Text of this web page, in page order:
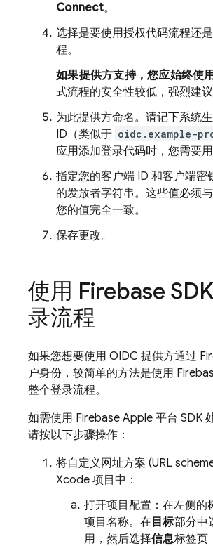
Connect。
选择是要使用授权代码流程还
程。
如果提供方支持，您应始终使
式流程的安全性较低，强烈建议
为此提供方命名。请记下系统
ID（类似于 oidc.example-
应用添加登录代码时，您需要用
指定您的客户端 ID 和客户端密
的发放者字符串。这些值必须
您的值完全一致。
保存更改。
使用 Firebase
录流程
如果您想要使用 OIDC 提供方通过
户身份，较简单的方法是使用
整个登录流程。
如需使用 Firebase Apple 平台 SDK
请按以下步骤操作：
将自定义网址方案 (URL
Xcode 项目中：
打开项目配置：在左侧的
项目名称。在 目标部分中
用，然后选择信息标签页